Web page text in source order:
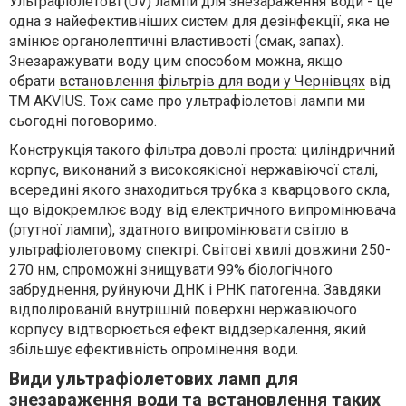
одна з найефективніших систем для дезінфекції, яка не
змінює органолептичні властивості (смак, запах).
Знезаражувати воду цим способом можна, якщо
обрати встановлення фільтрів для води у Чернівцях від
ТМ AKVIUS. Тож саме про ультрафіолетові лампи ми
сьогодні поговоримо.
Конструкція такого фільтра доволі проста: циліндричний
корпус, виконаний з високоякісної нержавіючої сталі,
всередині якого знаходиться трубка з кварцового скла,
що відокремлює воду від електричного випромінювача
(ртутної лампи), здатного випромінювати світло в
ультрафіолетовому спектрі. Світові хвилі довжини 250-
270 нм, спроможні знищувати 99% біологічного
забруднення, руйнуючи ДНК і РНК патогенна. Завдяки
відполірованій внутрішній поверхні нержавіючого
корпусу відтворюється ефект віддзеркалення, який
збільшує ефективність опромінення води.
Види ультрафіолетових ламп для
знезараження води та встановлення таких